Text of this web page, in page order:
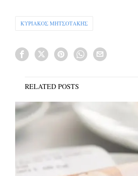
ΚΥΡΙΑΚΟΣ ΜΗΤΣΟΤΑΚΗΣ
RELATED POSTS